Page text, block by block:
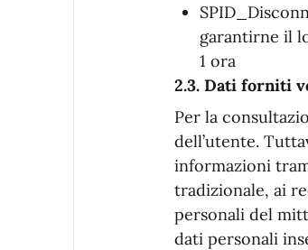
garantirne il
1 ora
2.3. Dati forniti
Per la
dell’utente.
informazioni
tradizionale, ai
personali del
dati personali